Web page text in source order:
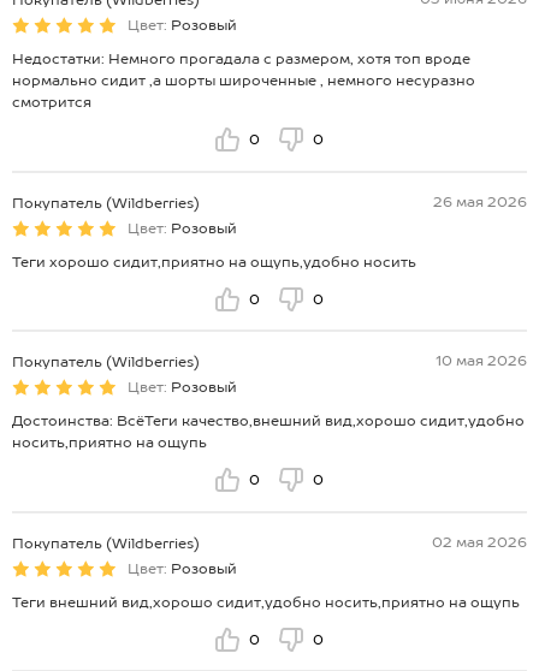
Цвет: Розовый
Недостатки: Немного прогадала с размером, хотя топ вроде
нормально сидит ,а шорты широченные , немного несуразно
смотрится
0 0
Покупатель (Wildberries)
26 мая 2026
Цвет: Розовый
Теги хорошо сидит,приятно на ощупь,удобно носить
0 0
Покупатель (Wildberries)
10 мая 2026
Цвет: Розовый
Достоинства: ВсёТеги качество,внешний вид,хорошо сидит,удобно
носить,приятно на ощупь
0 0
Покупатель (Wildberries)
02 мая 2026
Цвет: Розовый
Теги внешний вид,хорошо сидит,удобно носить,приятно на ощупь
0 0